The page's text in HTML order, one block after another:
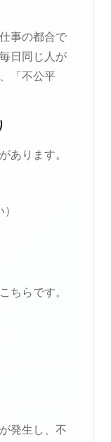
事の都合で
日同じ人が
「不公平
あります。
ちらです。
発生し、不